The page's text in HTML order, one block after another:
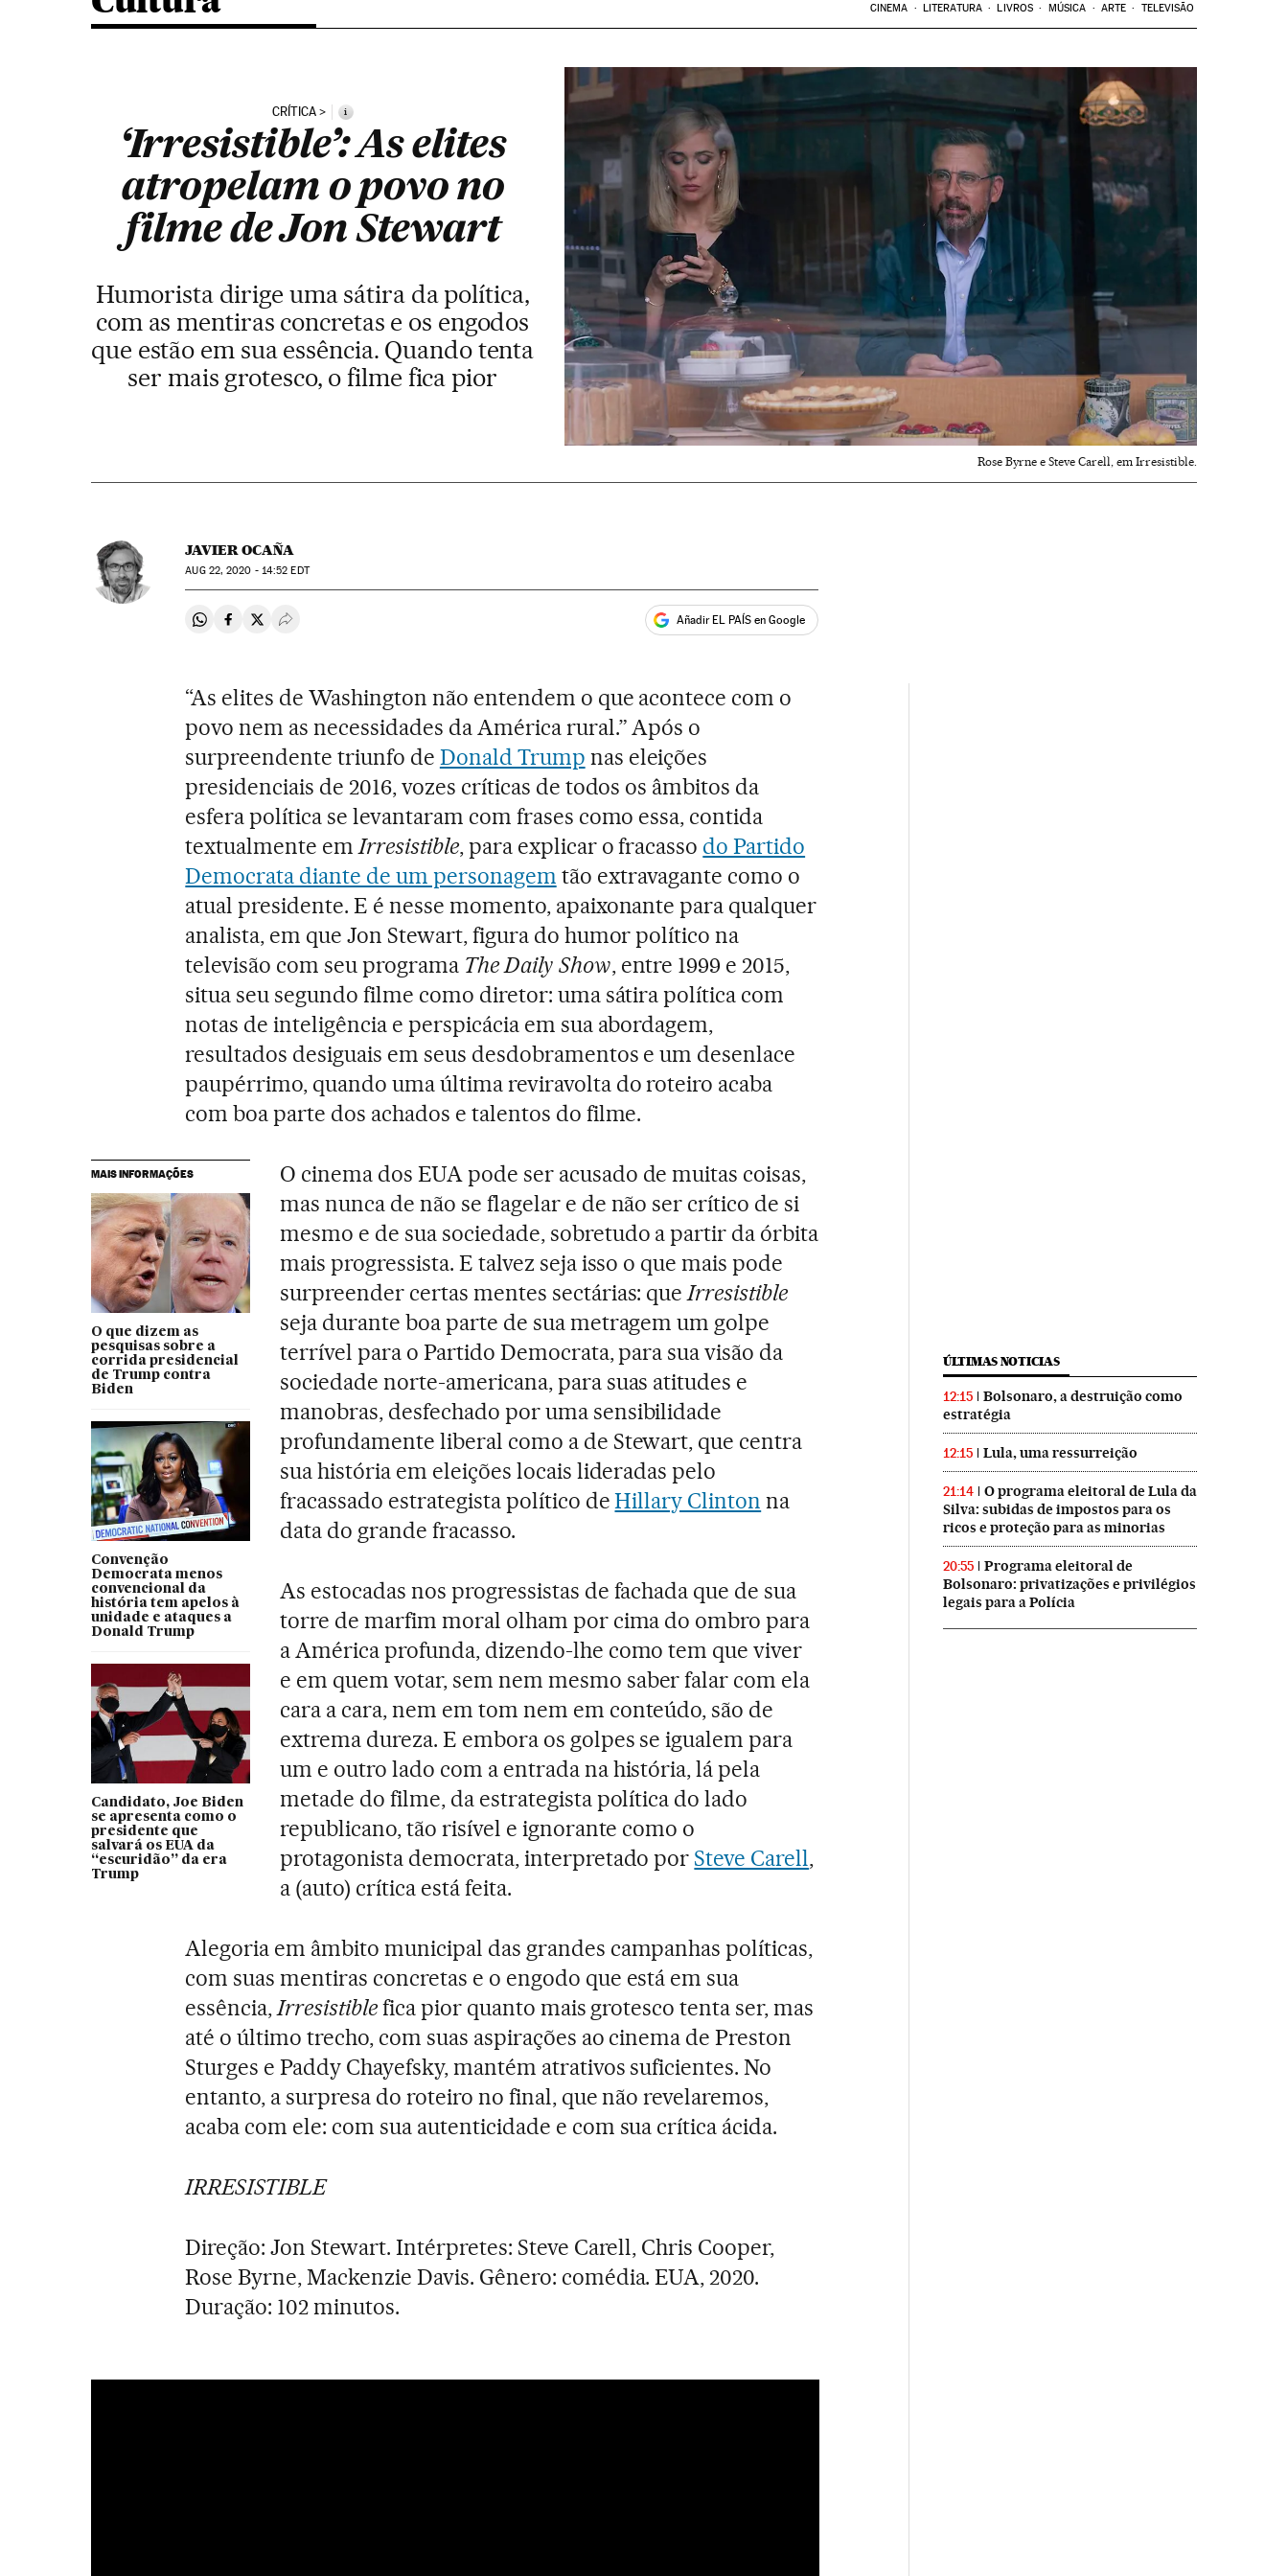
CINEMA LITERATURA LIVROS MÚSICA ARTE TELEVISÃO
CRÍTICA i
‘Irresistible’: As elites
atropelam o povo no
filme de Jon Stewart
Humorista dirige uma sátira da política,
com as mentiras concretas e os engodos
que estão em sua essência. Quando tenta
ser mais grotesco, o filme fica pior
Rose Byrne e Steve Carell, em Irresistible.
JAVIER OCAÑA
AUG22, 2020 - 14:52 EDT
Compartir en Whatsapp
Compartir en Facebook
Compartir en Twitter
Desplegar Redes Sociales Añadir EL PAÍS en Google
“As elites de Washington não entendem o que acontece com o
povo nem as necessidades da América rural.” Após o
surpreendente triunfo de Donald Trump nas eleições
presidenciais de 2016, vozes críticas de todos os âmbitos da
esfera política se levantaram com frases como essa, contida
textualmente emIrresistible, para explicar o fracasso do Partido
Democrata diante de um personagem tão extravagante como o
atual presidente. E é nesse momento, apaixonante para qualquer
analista, em que Jon Stewart, figura do humor político na
televisão com seu programa The Daily Show, entre 1999 e 2015,
situa seu segundo filme como diretor: uma sátira política com
notas de inteligência e perspicácia em sua abordagem,
resultados desiguais em seus desdobramentos e um desenlace
paupérrimo, quando uma última reviravolta do roteiro acaba
com boa parte dos achados e talentos do filme.
MAIS INFORMAÇÕES
O que dizem as
pesquisas sobre a
corrida presidencial
de Trump contra
Biden
Convenção
Democrata menos
convencional da
história tem apelos à
unidade e ataques a
Donald Trump
Candidato, Joe Biden
se apresenta como o
presidente que
salvará os EUA da
“escuridão” da era
Trump
O cinema dos EUA pode ser acusado de muitas coisas,
mas nunca de não se flagelar e de não ser crítico de si
mesmo e de sua sociedade, sobretudo a partir da órbita
mais progressista. E talvez seja isso o que mais pode
surpreender certas mentes sectárias: queIrresistible
seja durante boa parte de sua metragem um golpe
terrível para o Partido Democrata, para sua visão da
sociedade norte-americana, para suas atitudes e
manobras, desfechado por uma sensibilidade
profundamente liberal como a de Stewart, que centra
sua história em eleições locais lideradas pelo
fracassado estrategista político deHillary Clinton na
data do grande fracasso.
As estocadas nos progressistas de fachada que de sua
torre de marfim moral olham por cima do ombro para
a América profunda, dizendo-lhe como tem que viver
e em quem votar, sem nem mesmo saber falar com ela
cara a cara, nem em tom nem em conteúdo, são de
extrema dureza. E embora os golpes se igualem para
um e outro lado com a entrada na história, lá pela
metade do filme, da estrategista política do lado
republicano, tão risível e ignorante como o
protagonista democrata, interpretado por Steve Carell,
a (auto) crítica está feita.
Alegoria em âmbito municipal das grandes campanhas políticas,
com suas mentiras concretas e o engodo que está em sua
essência,Irresistiblefica pior quanto mais grotesco tenta ser, mas
até o último trecho, com suas aspirações ao cinema de Preston
Sturges e Paddy Chayefsky, mantém atrativos suficientes. No
entanto, a surpresa do roteiro no final, que não revelaremos,
acaba com ele: com sua autenticidade e com sua crítica ácida.
IRRESISTIBLE
Direção: Jon Stewart. Intérpretes: Steve Carell, Chris Cooper,
Rose Byrne, Mackenzie Davis. Gênero: comédia. EUA, 2020.
Duração: 102 minutos.
ÚLTIMAS NOTICIAS
12:15
Bolsonaro, a destruição como
estratégia
12:15 Lula, uma ressurreição
21:14
O programa eleitoral de Lula da
Silva: subidas de impostos para os
ricos e proteção para as minorias
20:55
Programa eleitoral de
Bolsonaro: privatizações e privilégios
legais para a Polícia